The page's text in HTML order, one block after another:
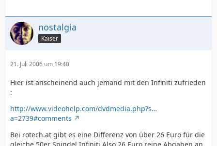
nostalgia
Kaiser
21. Juli 2006 um 19:40
Hier ist anscheinend auch jemand mit den Infiniti zufrieden
:
http://www.videohelp.com/dvdmedia.php?s…
a=2739#comments
Bei rotech.at gibt es eine Differenz von über 26 Euro für die